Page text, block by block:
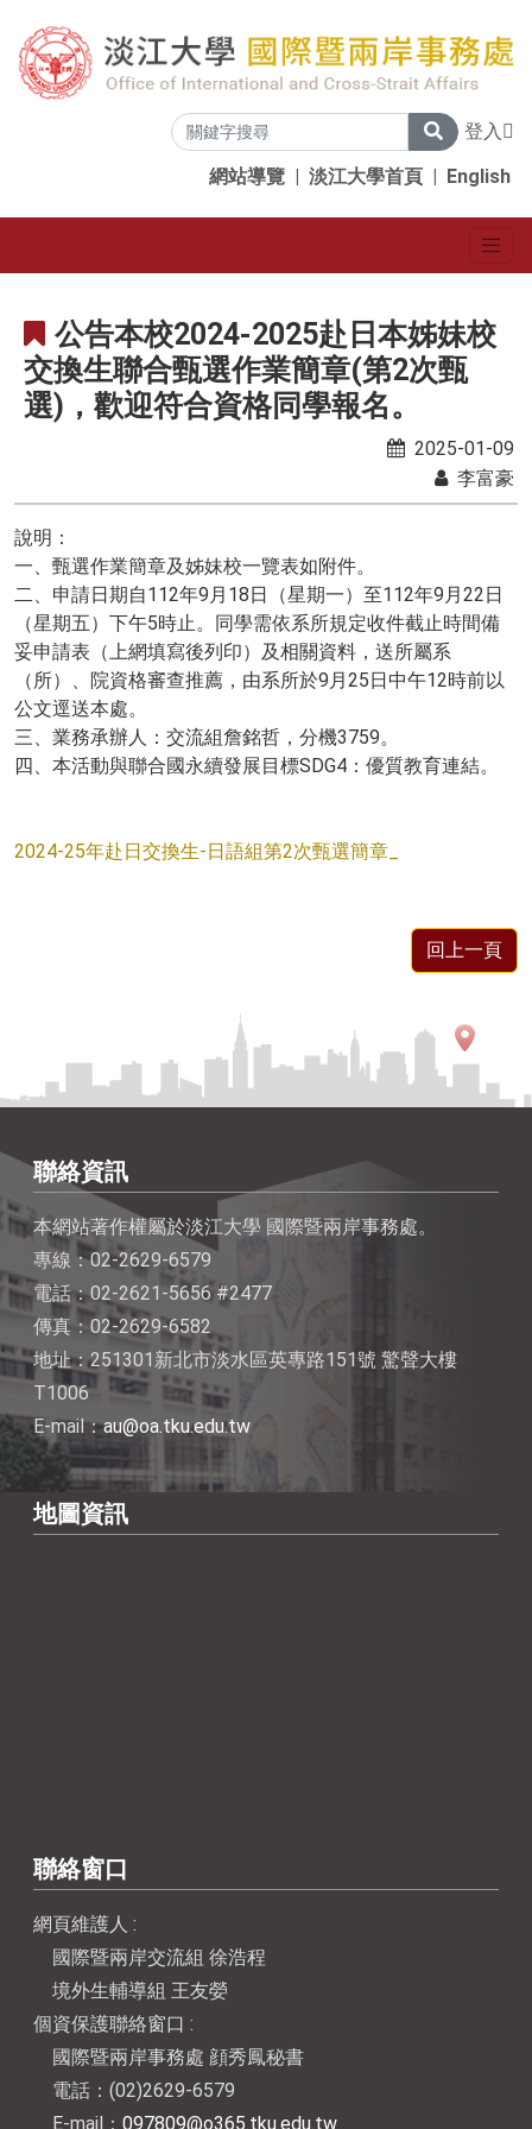
登入
網站導覽 | 淡江大學首頁 | English
公告本校2024-2025赴日本姊妹校
交換生聯合甄選作業簡章(第2次甄
選)，歡迎符合資格同學報名。
2025-01-09
李富豪
說明：
一、甄選作業簡章及姊妹校一覽表如附件。
二、申請日期自112年9月 18日（星期一）至112年9月22日
（星期五）下午5時止。同學需依系所規定收件截止時間備
妥申請表（上網填寫後列印）及相關資料，送所屬系
（所）、院資格審查推薦，由系所於9月25日中午12時前以
公文逕送本處。
三、業務承辦人：交流組詹銘哲，分機3759。
四、本活動與聯合國永續發展目標SDG4 ：優質教育連結。
2024-25年赴日交換生-日語組第2次甄選簡章_
回上一頁
聯絡資訊
本網站著作權屬於淡江大學 國際暨兩岸事務處。
專線：02-2629-6579
電話：02-2621-5656 #2477
傳真：02-2629-6582
地址：251301新北市淡水區英專路151號 驚聲大樓
T1006
E-mail：au@oa.tku.edu.tw
地圖資訊
聯絡窗口
網頁維護人 :
國際暨兩岸交流組 徐浩程
境外生輔導組 王友嫈
個資保護聯絡窗口 :
國際暨兩岸事務處 顔秀鳳秘書
電話：(02)2629-6579
E-mail： 097809@o365.tku.edu.tw